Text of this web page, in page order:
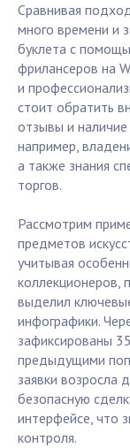
Сравнивая
много времени и
буклета с
фрилансеров на
и
стоит обратить
отзывы и
например,
а также знания
торгов.
Рассмотрим
предметов
учитывая
коллекционеров,
выделил
инфографики.
зафиксированы
предыдущими
заявки возросла
безопасную
интерфейсе, что
контроля.